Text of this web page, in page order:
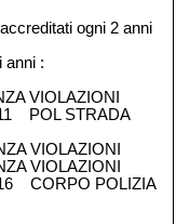
ogni 2 anni
anni :
VIOLAZIONI
POL STRADA
VIOLAZIONI
VIOLAZIONI
CORPO POLIZIA